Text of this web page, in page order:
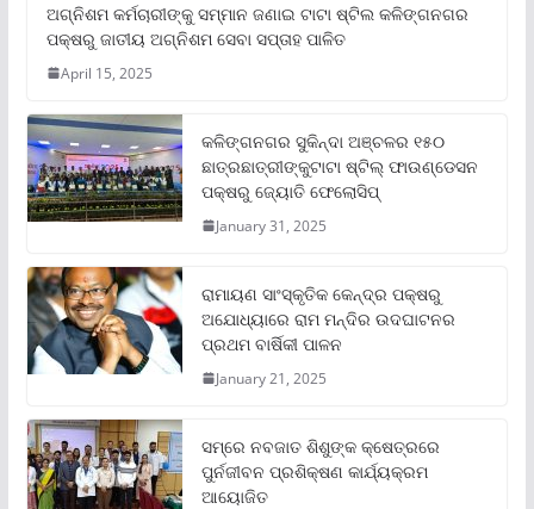
ଅଗ୍ନିଶମ କର୍ମଚାରୀଙ୍କୁ ସମ୍ମାନ ଜଣାଇ ଟାଟା ଷ୍ଟିଲ କଳିଙ୍ଗନଗର
ପକ୍ଷରୁ ଜାତୀୟ ଅଗ୍ନିଶମ ସେବା ସପ୍ତାହ ପାଳିତ
April 15, 2025
କଳିଙ୍ଗନଗର ସୁକିନ୍ଦା ଅଞ୍ଚଳର ୧୫୦
ଛାତ୍ରଛାତ୍ରୀଙ୍କୁଟାଟା ଷ୍ଟିଲ୍ ଫାଉଣ୍ଡେସନ
ପକ୍ଷରୁ ଜ୍ୟୋତି ଫେଲୋସିପ୍‌
January 31, 2025
ରାମାୟଣ ସାଂସ୍କୃତିକ କେନ୍ଦ୍ର ପକ୍ଷରୁ
ଅଯୋଧ୍ୟାରେ ରାମ ମନ୍ଦିର ଉଦଘାଟନର
ପ୍ରଥମ ବାର୍ଷିକୀ ପାଳନ
January 21, 2025
ସମ୍‌ରେ ନବଜାତ ଶିଶୁଙ୍କ କ୍ଷେତ୍ରରେ
ପୁର୍ନଜୀବନ ପ୍ରଶିକ୍ଷଣ କାର୍ଯ୍ୟକ୍ରମ
ଆୟୋଜିତ